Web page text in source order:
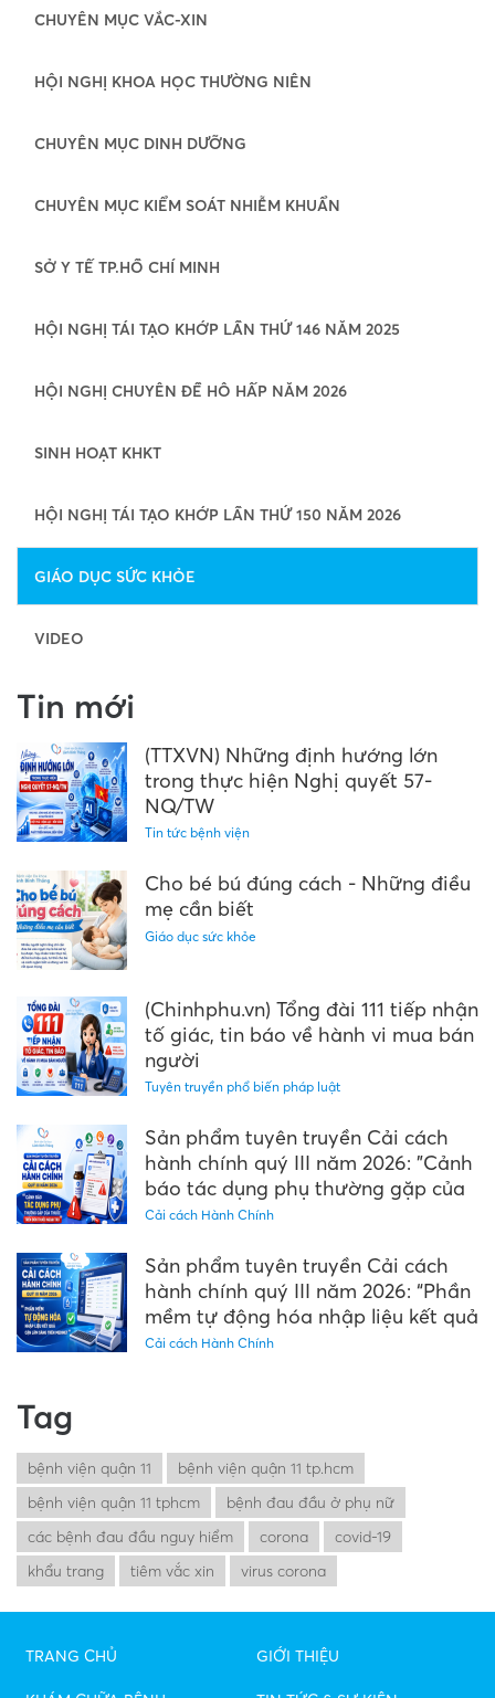
CHUYÊN MỤC VẮC-XIN
HỘI NGHỊ KHOA HỌC THƯỜNG NIÊN
CHUYÊN MỤC DINH DƯỠNG
CHUYÊN MỤC KIỂM SOÁT NHIỄM KHUẨN
SỞ Y TẾ TP.HỒ CHÍ MINH
HỘI NGHỊ TÁI TẠO KHỚP LẦN THỨ 146 NĂM 2025
HỘI NGHỊ CHUYÊN ĐỀ HÔ HẤP NĂM 2026
SINH HOẠT KHKT
HỘI NGHỊ TÁI TẠO KHỚP LẦN THỨ 150 NĂM 2026
GIÁO DỤC SỨC KHỎE
VIDEO
Tin mới
(TTXVN) Những định hướng lớn
trong thực hiện Nghị quyết 57-
NQ/TW
Tin tức bệnh viện
Cho bé bú đúng cách - Những điều
mẹ cần biết
Giáo dục sức khỏe
(Chinhphu.vn) Tổng đài 111 tiếp nhận
tố giác, tin báo về hành vi mua bán
người
Tuyên truyền phổ biến pháp luật
Sản phẩm tuyên truyền Cải cách
hành chính quý III năm 2026: "Cảnh
báo tác dụng phụ thường gặp của
thuốc trên đơn thuốc ngoại trú"
Cải cách Hành Chính
Sản phẩm tuyên truyền Cải cách
hành chính quý III năm 2026: “Phần
mềm tự động hóa nhập liệu kết quả
cận lâm sàng trên Medinet”
Cải cách Hành Chính
Tag
bệnh viện quận 11
bệnh viện quận 11 tp.hcm
bệnh viện quận 11 tphcm
bệnh đau đầu ở phụ nữ
các bệnh đau đầu nguy hiểm
corona
covid-19
khẩu trang
tiêm vắc xin virus corona
TRANG CHỦ GIỚI THIỆU